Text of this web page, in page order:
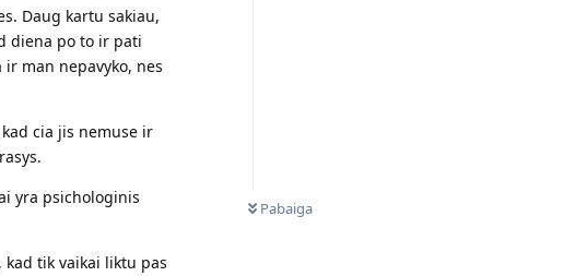
Pabaiga
Daug kartu sakiau,
diena po to ir pati
man nepavyko, nes
cia jis nemuse ir
yra psichologinis
tik vaikai liktu pas